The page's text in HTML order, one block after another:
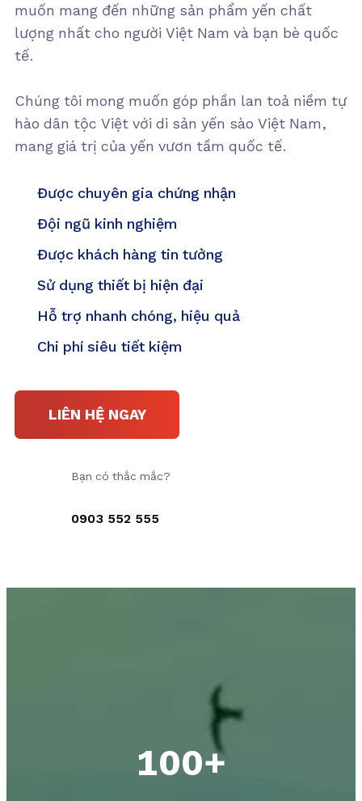
muốn mang đến những sản phẩm yến chất
lượng nhất cho người Việt Nam và bạn bè quốc
tế.
Chúng tôi mong muốn góp phần lan toả niềm tự
hào dân tộc Việt với di sản yến sào Việt Nam,
mang giá trị của yến vươn tầm quốc tế.
Được khách hàng tin tưởng
Được chuyên gia chứng nhận
Hỗ trợ nhanh chóng, hiệu quả
Đội ngũ kinh nghiệm
Sử dụng thiết bị hiện đại
Chi phí siêu tiết kiệm
LIÊN HỆ NGAY
Bạn có thắc mắc?
0903 552 555
100+